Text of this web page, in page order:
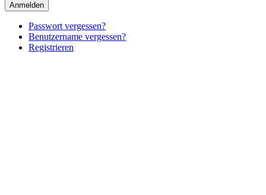
Anmelden
Passwort vergessen?
Benutzername vergessen?
Registrieren